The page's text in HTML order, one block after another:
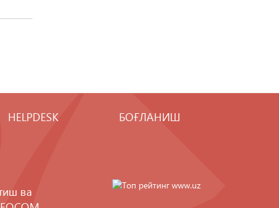
HELPDESK БОҒЛАНИШ
ва